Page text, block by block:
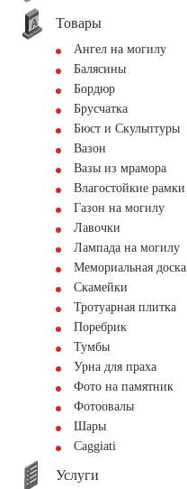
Товары
Ангел на могилу
Балясины
Бордюр
Брусчатка
Бюст и Скульптуры
Вазон
Вазы из мрамора
Влагостойкие рамки
Газон на могилу
Лавочки
Лампада на могилу
Мемориальная доска
Скамейки
Тротуарная плитка
Поребрик
Тумбы
Урна для праха
Фото на памятник
Фотоовалы
Шары
Сaggiati
Услуги